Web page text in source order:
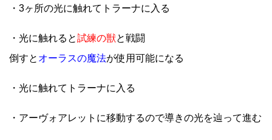
・3ヶ所の光に触れてトラーナに入る
・光に触れると試練の獣と戦闘
倒すと オーラスの魔法が使用可能になる
・光に触れてトラーナに入る
・アーヴォアレットに移動するので導きの光を辿って進む